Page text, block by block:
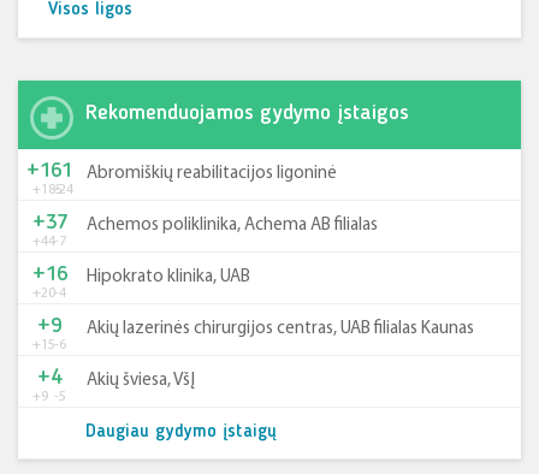
Visos ligos
Rekomenduojamos gydymo įstaigos
+185-24
+161 Abromiškių reabilitacijos ligoninė
+44-7
+37 Achemos poliklinika, Achema AB filialas
+20-4
+16 Hipokrato klinika, UAB
+15-6
+9 Akių lazerinės chirurgijos centras, UAB filialas Kaunas
+9 -5
+4 Akių šviesa, VšĮ
Daugiau gydymo įstaigų